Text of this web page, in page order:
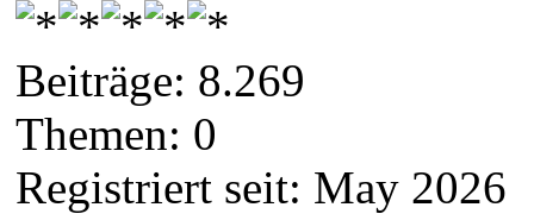
Beiträge: 8.269
Themen: 0
Registriert seit: May 2026